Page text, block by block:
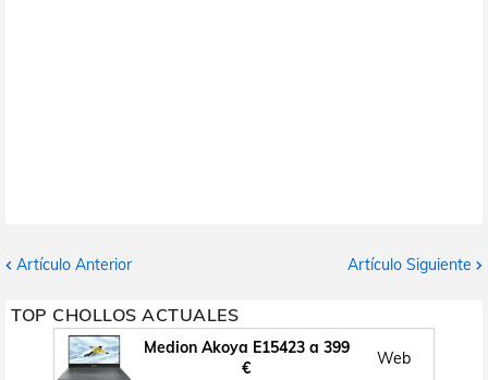
Artículo Anterior Artículo Siguiente
TOP CHOLLOS ACTUALES
Medion Akoya E15423 a 399
€
Web